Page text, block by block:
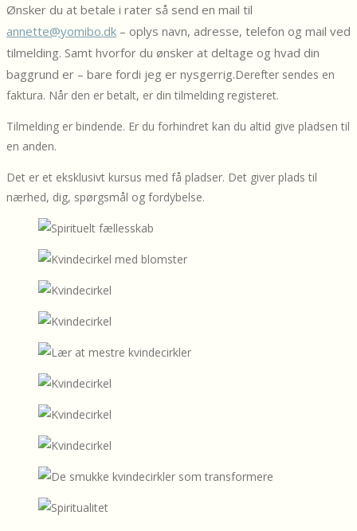
Ønsker du at betale i rater så send en mail til
annette@yomibo.dk – oplys navn, adresse, telefon og mail ved
tilmelding. Samt hvorfor du ønsker at deltage og hvad din
baggrund er – bare fordi jeg er nysgerrig.Derefter sendes en
faktura. Når den er betalt, er din tilmelding registeret.
Tilmelding er bindende. Er du forhindret kan du altid give pladsen til
en anden.
Det er et eksklusivt kursus med få pladser. Det giver plads til
nærhed, dig, spørgsmål og fordybelse.